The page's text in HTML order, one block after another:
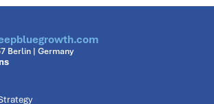
Berlin | Germany